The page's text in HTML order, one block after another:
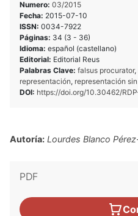
Numero: 03/2015
Fecha: 2015-07-10
ISSN: 0034-7922
Páginas: 34 (3 - 36)
Idioma: español (castellano)
Editorial: Editorial Reus
Palabras Clave: falsus procurator,
representación, representación
DOI: https://doi.org/10.30462/
Autoría: Lourdes Blanco
PDF